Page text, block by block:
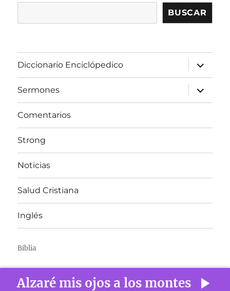
BUSCAR
Diccionario Enciclópedico
expandir
el
menú
inferior
Sermones
expandir
el
menú
Comentarios
Strong
Noticias
Salud Cristiana
Inglés
Biblia
Alzaré mis ojos a los montes